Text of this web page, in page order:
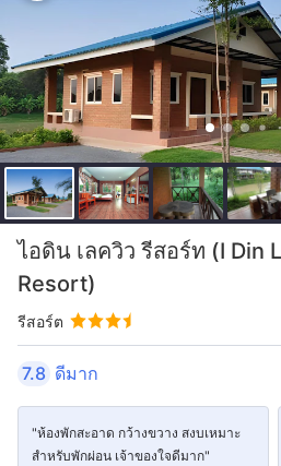
ไอดิน เลควิว รีสอร์ท (I Din
Resort)
รีสอร์ต
7.8 ดีมาก
"ห้องพักสะอาด กว้างขวาง สงบเหมาะ
สำหรับพักผ่อน เจ้าของใจดีมาก"